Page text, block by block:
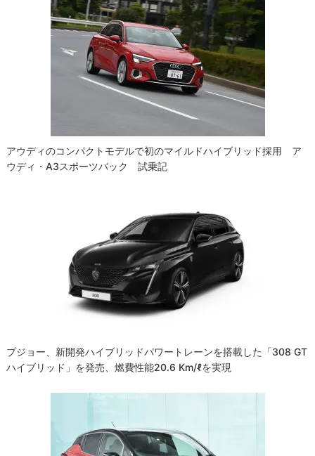
アウディのコンパクトモデルで初のマイルドハイブリッド採用 ア
ウディ・A3スポーツバック 試乗記
プジョー、新開発ハイブリッドパワートレーンを搭載した「308 GT
ハイブリッド」を発売、燃費性能20.6 Km/ℓを実現